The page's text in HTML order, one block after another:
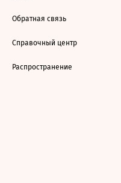
Обратная связь
Справочный центр
Распространение